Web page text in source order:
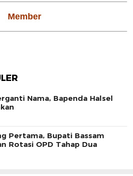
Member
Nama, Bapenda Halsel
Pertama, Bupati Bassam
Rotasi OPD Tahap Dua